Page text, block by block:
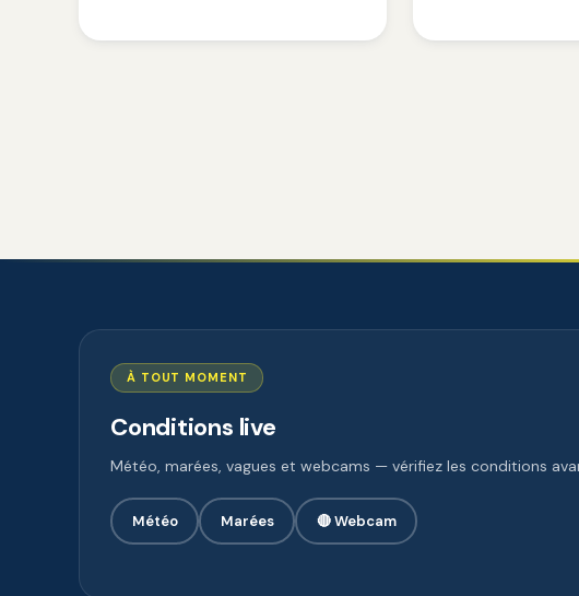
À TOUT MOMENT
Conditions live
Météo, marées, vagues et webcams — vérifiez les conditions
Météo Marées 🔴 Webcam